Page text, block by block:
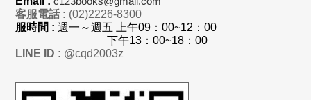
客服電話 : (02)2226-8300
服時間 :週一～週五 上午09：00~12：00
下午13：00~18：00
LINE ID : @cqd2003z